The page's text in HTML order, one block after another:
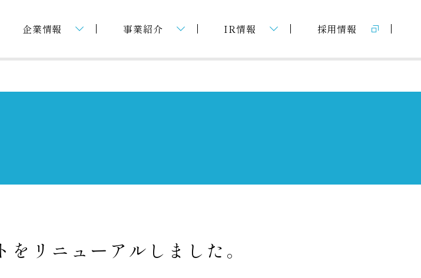
企業情報
ギャラリー
事業紹介
付帯事業
IR情報
するご質問
採用情報
リニューアルしました。